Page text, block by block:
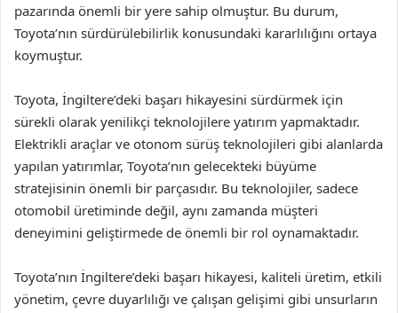
pazarında önemli bir yere sahip olmuştur. Bu durum,
Toyota’nın sürdürülebilirlik konusundaki kararlılığını ortaya
koymuştur.
Toyota, İngiltere’deki başarı hikayesini sürdürmek için
sürekli olarak yenilikçi teknolojilere yatırım yapmaktadır.
Elektrikli araçlar ve otonom sürüş teknolojileri gibi alanlarda
yapılan yatırımlar, Toyota’nın gelecekteki büyüme
stratejisinin önemli bir parçasıdır. Bu teknolojiler, sadece
otomobil üretiminde değil, aynı zamanda müşteri
deneyimini geliştirmede de önemli bir rol oynamaktadır.
Toyota’nın İngiltere’deki başarı hikayesi, kaliteli üretim, etkili
yönetim, çevre duyarlılığı ve çalışan gelişimi gibi unsurların